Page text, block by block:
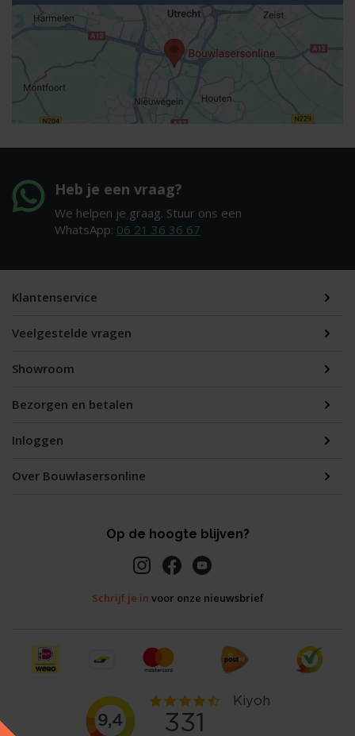
Heb je een vraag?
We helpen je graag. Stuur ons een
WhatsApp: 06 21 36 36 67
Klantenservice
Veelgestelde vragen
Showroom
Bezorgen en betalen
Inloggen
Over Bouwlasersonline
Op de hoogte blijven?
Schrijf je in voor onze nieuwsbrief